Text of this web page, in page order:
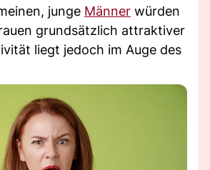
junge Männer würden
grundsätzlich attraktiver
liegt jedoch im Auge des